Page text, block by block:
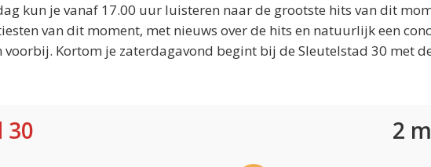
kun je vanaf 17.00 uur luisteren naar de grootste hits van dit
van dit moment, met nieuws over de hits en natuurlijk een
voorbij. Kortom je zaterdagavond begint bij de Sleutelstad 30 met
30 2